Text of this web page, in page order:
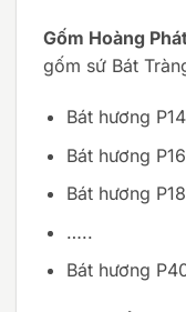
Gốm Hoàng
gốm sứ Bát
Bát hương P14
Bát hương P16
Bát hương P18
…..
Bát hương